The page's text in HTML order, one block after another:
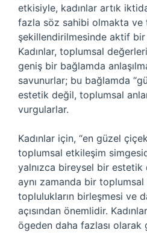
etkisiyle, kadınlar artık
fazla söz sahibi olmakta ve
şekillendirilmesinde aktif bir
Kadınlar, toplumsal
geniş bir bağlamda
savunurlar; bu bağlamda
estetik değil, toplumsal
vurgularlar.
Kadınlar için, “en güzel
toplumsal etkileşim
yalnızca bireysel bir
aynı zamanda bir
toplulukların birleşmesi ve
açısından önemlidir.
ögeden daha fazlası